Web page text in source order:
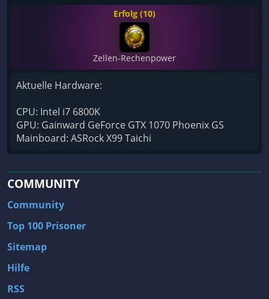
Erfolg (10)
Zellen-Rechenpower
Aktuelle Hardware:
CPU: Intel i7 6800K
GPU: Gainward GeForce GTX 1070 Phoenix GS
Mainboard: ASRock X99 Taichi
COMMUNITY
Community
Top 100 Prisoner
Sitemap
Hilfe
RSS